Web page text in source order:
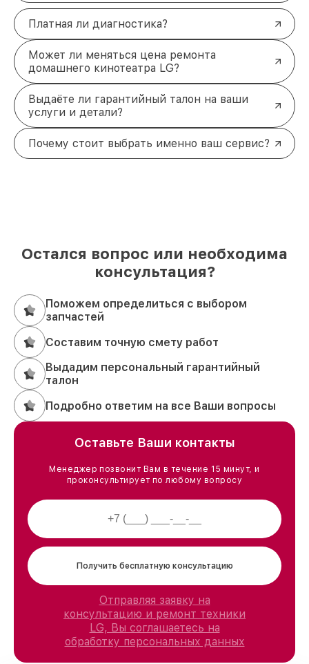
Платная ли диагностика?
Может ли меняться цена ремонта
домашнего кинотеатра LG?
Выдаёте ли гарантийный талон на ваши
услуги и детали?
Почему стоит выбрать именно ваш сервис?
Остался вопрос или необходима
консультация?
Поможем определиться с выбором
запчастей
Составим точную смету работ
Выдадим персональный гарантийный
талон
Подробно ответим на все Ваши вопросы
Оставьте Ваши контакты
Менеджер позвонит Вам в течение 15 минут, и
проконсультирует по любому вопросу
Получить бесплатную консультацию
Отправляя заявку на
консультацию и ремонт техники
LG, Вы соглашаетесь на
обработку персональных данных